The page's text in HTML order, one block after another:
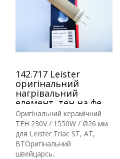
142.717 Leister
оригінальний
нагрівальний
елемент, тен на фен
Leister triac st, at, bt,
Оригінальний керамічний
ТЕН 230V / 1550W / Ø26 мм
для Leister Triac ST, AT,
BTОригінальний
швейцарсь..